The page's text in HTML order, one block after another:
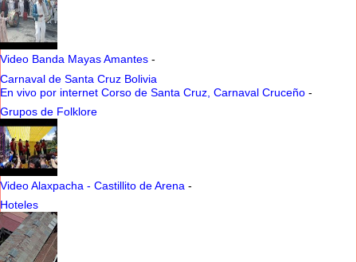
Video Banda Mayas Amantes -
Carnaval de Santa Cruz Bolivia
En vivo por internet Corso de Santa Cruz, Carnaval Cruceño -
Grupos de Folklore
Video Alaxpacha - Castillito de Arena -
Hoteles